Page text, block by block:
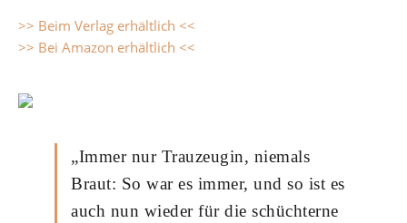
>> Beim Verlag erhältlich <<
>> Bei Amazon erhältlich <<
„Immer nur Trauzeugin, niemals
Braut: So war es immer, und so ist es
auch nun wieder für die schüchterne